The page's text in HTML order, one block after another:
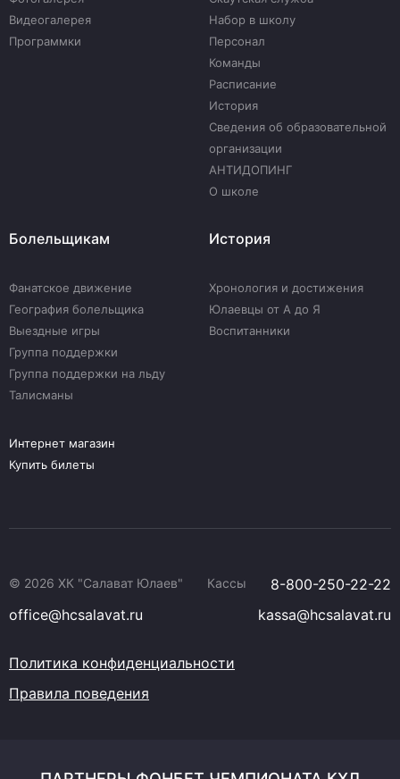
Видеогалерея
Программки
Набор в школу
Персонал
Команды
Расписание
История
Сведения об образовательной
организации
АНТИДОПИНГ
О школе
Болельщикам
Фанатское движение
География болельщика
Выездные игры
Группа поддержки
Группа поддержки на льду
Талисманы
История
Хронология и достижения
Юлаевцы от А до Я
Воспитанники
Интернет магазин
Купить билеты
© 2026 ХК "Салават Юлаев" Кассы
8-800-250-22-22
office@hcsalavat.ru
kassa@hcsalavat.ru
Политика конфиденциальности
Правила поведения